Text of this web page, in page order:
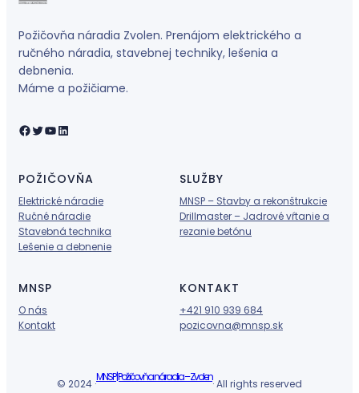
Požičovňa náradia Zvolen. Prenájom elektrického a
ručného náradia, stavebnej techniky, lešenia a
debnenia.
Máme a požičiame.
Facebook Twitter YouTube LinkedIn
POŽIČOVŇA
Elektrické náradie
Ručné náradie
Stavebná technika
Lešenie a debnenie
SLUŽBY
MNSP – Stavby a rekonštrukcie
Drillmaster – Jadrové vŕtanie a
rezanie betónu
MNSP
O nás
Kontakt
KONTAKT
+421 910 939 684
pozicovna@mnsp.sk
© 2024 ·MNSP | Požičovňa náradia – Zvolen· All rights reserved